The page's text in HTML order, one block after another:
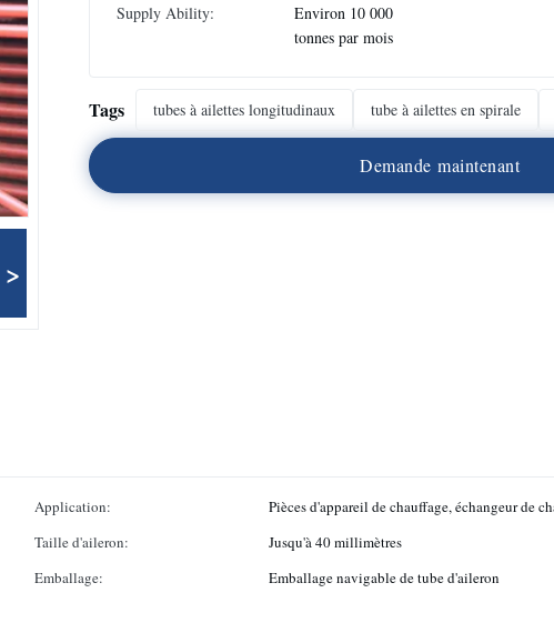
>
Supply Ability:
Environ 10 000
tonnes par mois
Tags tubes à ailettes longitudinaux tube à ailettes en spirale
Demande maintenant
Application:
Pièces d'appareil de chauffage, échangeur de
Taille d'aileron:
Jusqu'à 40 millimètres
Emballage:
Emballage navigable de tube d'aileron